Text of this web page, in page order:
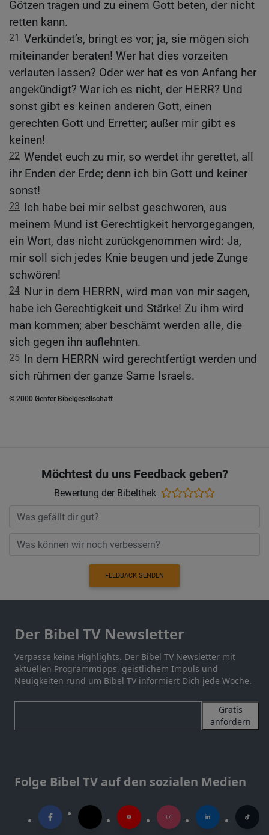
Götzen tragen und zu einem Gott beten, der nicht
retten kann.
21 Verkündet’s, bringt es vor; ja, sie mögen sich
miteinander beraten! Wer hat dies vorzeiten
verlauten lassen? Oder wer hat es von Anfang her
angekündigt? War ich es nicht, der HERR? Und
sonst gibt es keinen anderen Gott, einen
gerechten Gott und Erretter; außer mir gibt es
keinen!
22 Wendet euch zu mir, so werdet ihr gerettet, all
ihr Enden der Erde; denn ich bin Gott und keiner
sonst!
23 Ich habe bei mir selbst geschworen, aus
meinem Mund ist Gerechtigkeit hervorgegangen,
ein Wort, das nicht zurückgenommen wird: Ja,
mir soll sich jedes Knie beugen und jede Zunge
schwören!
24 Nur in dem HERRN, wird man von mir sagen,
habe ich Gerechtigkeit und Stärke! Zu ihm wird
man kommen; aber beschämt werden alle, die
sich gegen ihn auflehnten.
25 In dem HERRN wird gerechtfertigt werden und
sich rühmen der ganze Same Israels.
© 2000 Genfer Bibelgesellschaft
Möchtest du uns Feedback geben?
Bewertung der Bibelthek
FEEDBACK SENDEN
Der Bibel TV Newsletter
Verpasse keine Highlights. Der Bibel TV Newsletter mit
aktuellen Programmtipps, geistlichem Impuls und
Neuigkeiten rund um Bibel TV informiert Dich jede Woche.
Gratis
anfordern
Folge Bibel TV auf den sozialen Medien